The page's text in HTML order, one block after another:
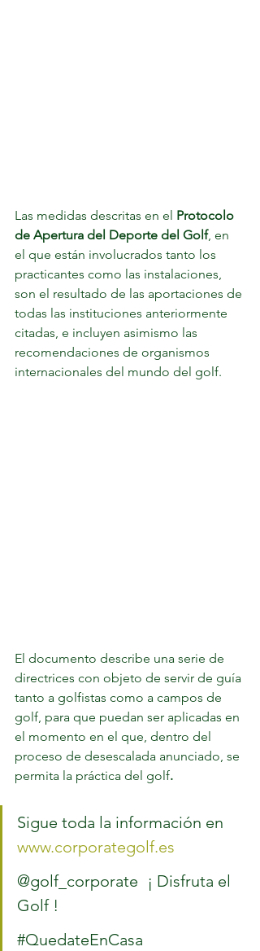
Las medidas descritas en el Protocolo
de Apertura del Deporte del Golf, en
el que están involucrados tanto los
practicantes como las instalaciones,
son el resultado de las aportaciones de
todas las instituciones anteriormente
citadas, e incluyen asimismo las
recomendaciones de organismos
internacionales del mundo del golf.
El documento describe una serie de
directrices con objeto de servir de guía
tanto a golfistas como a campos de
golf, para que puedan ser aplicadas en
el momento en el que, dentro del
proceso de desescalada anunciado, se
permita la práctica del golf.
Sigue toda la información en
www.corporategolf.es
@golf_corporate 	¡ Disfruta el
#QuedateEnCasa